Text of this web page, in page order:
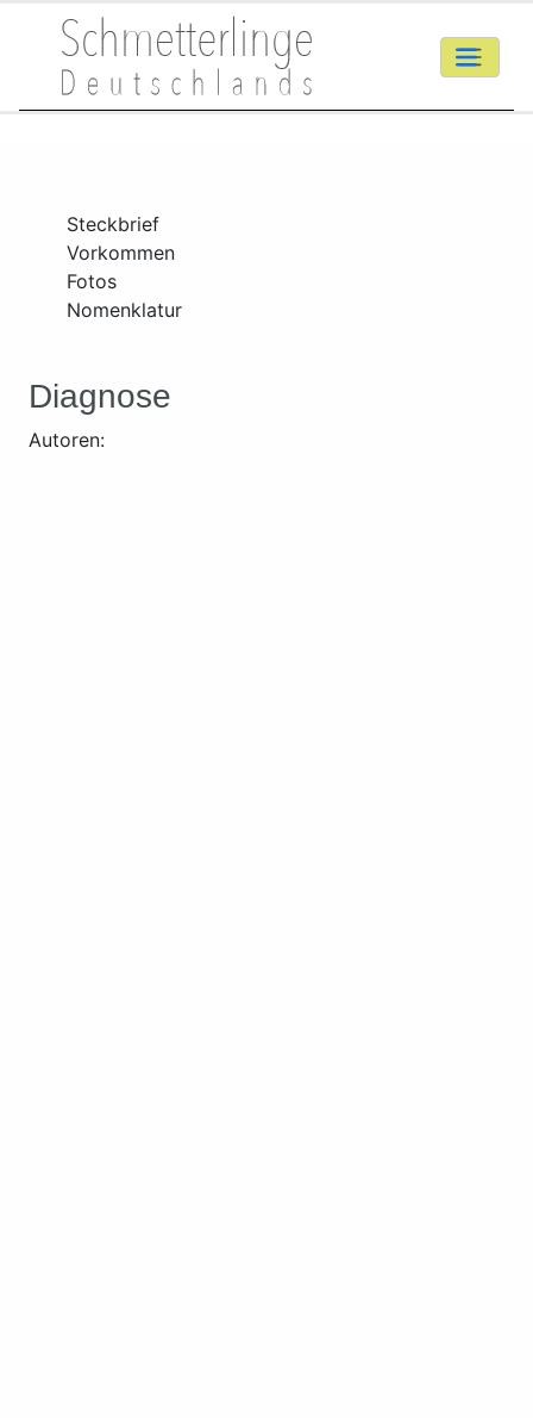
Steckbrief
Vorkommen
Fotos
Nomenklatur
Diagnose
Autoren: